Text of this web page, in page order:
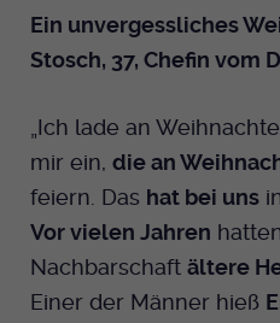
Ein unvergessliches
Stosch, 37, Chefin vom
„Ich lade an
mir ein, die an
feiern. Das hat bei uns
Vor vielen Jahren
Nachbarschaft ältere
Einer der Männer hieß